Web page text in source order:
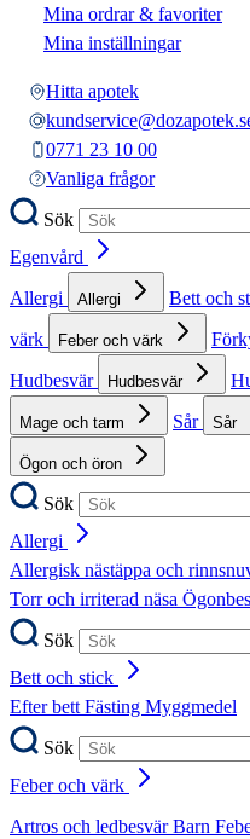
Mina ordrar & favoriter
Mina inställningar
Hitta apotek
0771 23 10 00
Vanliga frågor
Sök
Egenvård
Allergi
Allergi Bett och
värk
Feber och värk
Hudbesvär
Hudbesvär
Mage och tarm Sår Sår
Ögon och öron
Sök
Allergi
Allergisk nästäppa och
Torr och irriterad näsa
Sök
Bett och stick
Efter bettFästing Myggmedel
Sök
Feber och värk
Artros och ledbesvärBarn